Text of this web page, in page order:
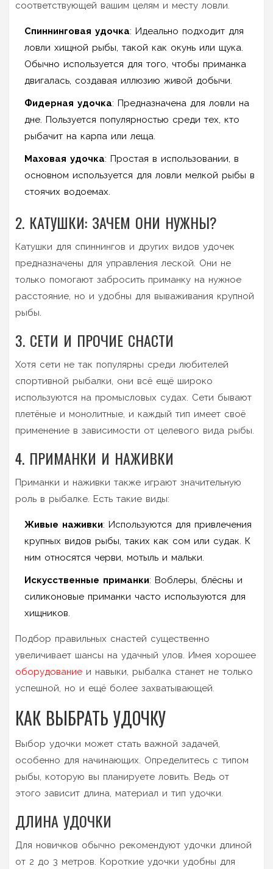
соответствующей вашим целям и месту ловли.
Спиннинговая удочка: Идеально подходит для
ловли хищной рыбы, такой как окунь или щука.
Обычно используется для того, чтобы приманка
двигалась, создавая иллюзию живой добычи.
Фидерная удочка: Предназначена для ловли на
дне. Пользуется популярностью среди тех, кто
рыбачит на карпа или леща.
Маховая удочка: Простая в использовании, в
основном используется для ловли мелкой рыбы в
стоячих водоемах.
2. КАТУШКИ: ЗАЧЕМ ОНИ НУЖНЫ?
Катушки для спиннингов и других видов удочек
предназначены для управления леской. Они не
только помогают забросить приманку на нужное
расстояние, но и удобны для вываживания крупной
рыбы.
3. СЕТИ И ПРОЧИЕ СНАСТИ
Хотя сети не так популярны среди любителей
спортивной рыбалки, они всё ещё широко
используются на промысловых судах. Сети бывают
плетёные и монолитные, и каждый тип имеет своё
применение в зависимости от целевого вида рыбы.
4. ПРИМАНКИ И НАЖИВКИ
Приманки и наживки также играют значительную
роль в рыбалке. Есть такие виды:
Живые наживки: Используются для привлечения
крупных видов рыбы, таких как сом или судак. К
ним относятся черви, мотыль и мальки.
Искусственные приманки: Воблеры, блёсны и
силиконовые приманки часто используются для
хищников.
Подбор правильных снастей существенно
увеличивает шансы на удачный улов. Имея хорошее
оборудование и навыки, рыбалка станет не только
успешной, но и ещё более захватывающей.
КАК ВЫБРАТЬ УДОЧКУ
Выбор удочки может стать важной задачей,
особенно для начинающих. Определитесь с типом
рыбы, которую вы планируете ловить. Ведь от
этого зависит длина, материал и тип удочки.
ДЛИНА УДОЧКИ
Для новичков обычно рекомендуют удочки длиной
от 2 до 3 метров. Короткие удочки удобны для